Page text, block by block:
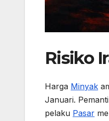
Risiko
Harga Minyak
Januari.
pelaku Pasar